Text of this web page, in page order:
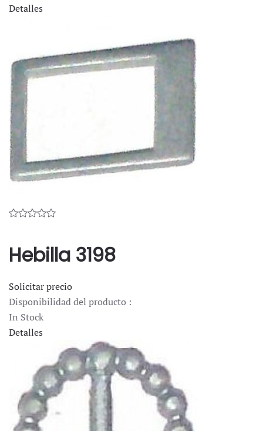
Detalles
Hebilla 3198
Solicitar precio
Disponibilidad del producto :
In Stock
Detalles